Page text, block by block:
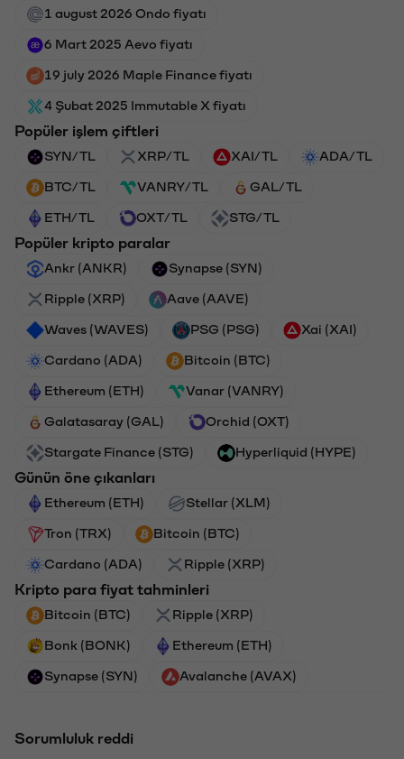
1 august 2026 Ondo fiyatı
6 Mart 2025 Aevo fiyatı
19 july 2026 Maple Finance fiyatı
4 Şubat 2025 Immutable X fiyatı
Popüler işlem çiftleri
SYN/TL XRP/TL XAI/TL ADA/TL
BTC/TL VANRY/TL GAL/TL
ETH/TL OXT/TL STG/TL
Popüler kripto paralar
Ankr (ANKR) Synapse (SYN)
Ripple (XRP) Aave (AAVE)
Waves (WAVES) PSG (PSG) Xai (XAI)
Cardano (ADA) Bitcoin (BTC)
Ethereum (ETH) Vanar (VANRY)
Galatasaray (GAL) Orchid (OXT)
Stargate Finance (STG) Hyperliquid (HYPE)
Günün öne çıkanları
Ethereum (ETH) Stellar (XLM)
Tron (TRX) Bitcoin (BTC)
Cardano (ADA) Ripple (XRP)
Kripto para fiyat tahminleri
Bitcoin (BTC) Ripple (XRP)
Bonk (BONK) Ethereum (ETH)
Synapse (SYN) Avalanche (AVAX)
Sorumluluk reddi